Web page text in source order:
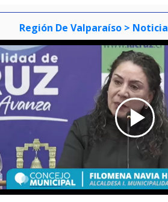
Región De Valparaíso > Noticia